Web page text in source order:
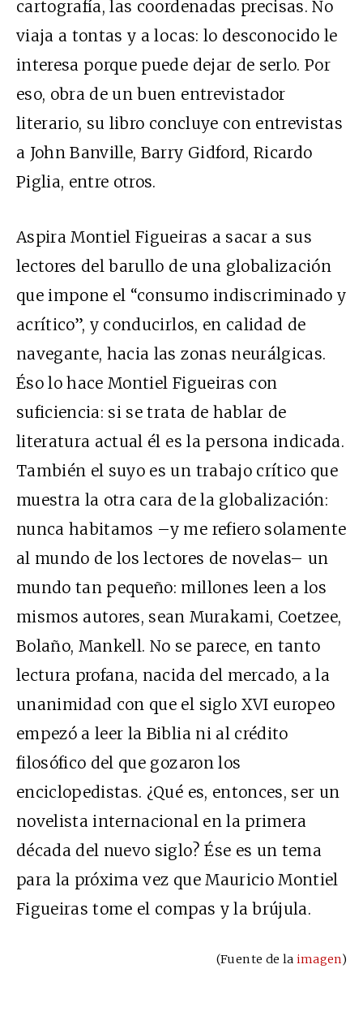
cartografía, las coordenadas precisas. No
viaja a tontas y a locas: lo desconocido le
interesa porque puede dejar de serlo. Por
eso, obra de un buen entrevistador
literario, su libro concluye con entrevistas
a John Banville, Barry Gidford, Ricardo
Piglia, entre otros.
Aspira Montiel Figueiras a sacar a sus
lectores del barullo de una globalización
que impone el “consumo indiscriminado y
acrítico”, y conducirlos, en calidad de
navegante, hacia las zonas neurálgicas.
Éso lo hace Montiel Figueiras con
suficiencia: si se trata de hablar de
literatura actual él es la persona indicada.
También el suyo es un trabajo crítico que
muestra la otra cara de la globalización:
nunca habitamos –y me refiero solamente
al mundo de los lectores de novelas– un
mundo tan pequeño: millones leen a los
mismos autores, sean Murakami, Coetzee,
Bolaño, Mankell. No se parece, en tanto
lectura profana, nacida del mercado, a la
unanimidad con que el siglo XVI europeo
empezó a leer la Biblia ni al crédito
filosófico del que gozaron los
enciclopedistas. ¿Qué es, entonces, ser un
novelista internacional en la primera
década del nuevo siglo? Ése es un tema
para la próxima vez que Mauricio Montiel
Figueiras tome el compas y la brújula.
(Fuente de la imagen)